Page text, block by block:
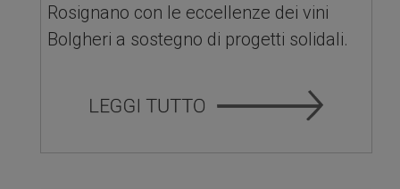
Rosignano con le eccellenze dei vini
Bolgheri a sostegno di progetti solidali.